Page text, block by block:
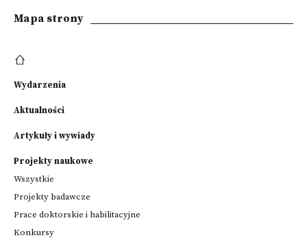
Mapa strony
Wydarzenia
Aktualności
Artykuły i wywiady
Projekty naukowe
Wszystkie
Projekty badawcze
Prace doktorskie i habilitacyjne
Konkursy